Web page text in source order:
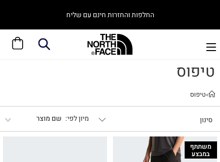
החלפות והחזרות חינם עם שליח
טיפוס
»טיפוס
סינון שם מוצר
משתתף
במבצע